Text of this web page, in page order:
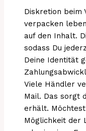
Diskretion beim
verpacken
auf den Inhalt.
sodass Du
Deine Identität
Viele Händler
Mail. Das sorgt
erhält.
Möglichkeit der